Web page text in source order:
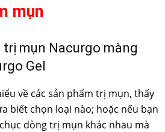
mụn
trị mụn Nacurgo màng
Gel
về các sản phẩm trị mụn, thấy
biết chọn loại nào; hoặc nếu bạn
dòng trị mụn khác nhau mà